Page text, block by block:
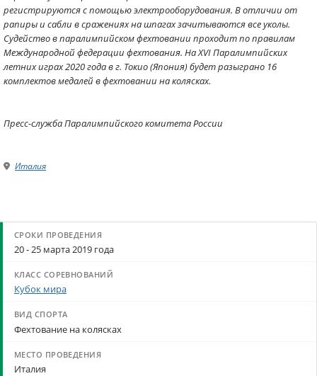
регистрируются с помощью электрооборудования. В отличии от
рапиры и сабли в сражениях на шпагах зачитываются все уколы.
Судейство в паралимпийском фехтовании проходит по правилам
Международной федерации фехтования. На XVI Паралимпийских
летних играх 2020 года в г. Токио (Япония) будет разыграно 16
комплектов медалей в фехтовании на колясках.
Пресс-служба Паралимпийского комитета России
Италия
20 - 25 марта 2019 года
Кубок мира
Фехтование на колясках
Италия